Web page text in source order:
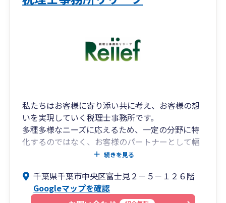
私たちはお客様に寄り添い共に考え、お客様の想
いを実現していく税理士事務所です。
多種多様なニーズに応えるため、一定の分野に特
化するのではなく、お客様のパートナーとして幅
広い分野で総合型のコンサルティングを提供して
所長税理士は30代と若手ではありますが、大手の
税理士事務所で幅広い業務を経験し、数々のセミ
続きを見る
千葉県千葉市中央区富士見２－５－１２６階
Googleマップを確認